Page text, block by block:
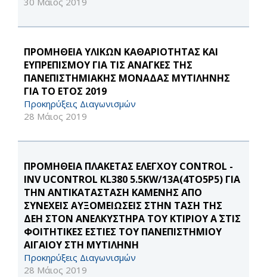
ΠΡΟΜΗΘΕΙΑ ΥΛΙΚΩΝ ΚΑΘΑΡΙΟΤΗΤΑΣ ΚΑΙ
ΕΥΠΡΕΠΙΣΜΟΥ ΓΙΑ ΤΙΣ ΑΝΑΓΚΕΣ ΤΗΣ
ΠΑΝΕΠΙΣΤΗΜΙΑΚΗΣ ΜΟΝΑΔΑΣ ΜΥΤΙΛΗΝΗΣ
ΓΙΑ ΤΟ ΕΤΟΣ 2019
Προκηρύξεις Διαγωνισμών
28 Μάιος 2019
ΠΡΟΜΗΘΕΙΑ ΠΛΑΚΕΤΑΣ ΕΛΕΓΧΟΥ CONTROL -
INV UCONTROL KL380 5.5KW/13A(4TO5P5) ΓΙΑ
ΤΗΝ ΑΝΤΙΚΑΤΑΣΤΑΣΗ ΚΑΜΕΝΗΣ ΑΠΟ
ΣΥΝΕΧΕΙΣ ΑΥΞΟΜΕΙΩΣΕΙΣ ΣΤΗΝ ΤΑΣΗ ΤΗΣ
ΔΕΗ ΣΤΟΝ ΑΝΕΛΚΥΣΤΗΡΑ ΤΟΥ ΚΤΙΡΙΟΥ Α΄ ΣΤΙΣ
ΦΟΙΤΗΤΙΚΕΣ ΕΣΤΙΕΣ ΤΟΥ ΠΑΝΕΠΙΣΤΗΜΙΟΥ
ΑΙΓΑΙΟΥ ΣΤΗ ΜΥΤΙΛΗΝΗ
Προκηρύξεις Διαγωνισμών
28 Μάιος 2019